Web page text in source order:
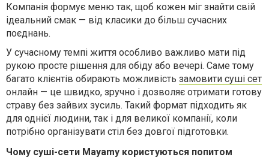
Компанія формує меню так, щоб кожен міг знайти свій
ідеальний смак — від класики до більш сучасних
поєднань.
У сучасному темпі життя особливо важливо мати під
рукою просте рішення для обіду або вечері. Саме тому
багато клієнтів обирають можливість замовити суші сет
онлайн — це швидко, зручно і дозволяє отримати готову
страву без зайвих зусиль. Такий формат підходить як
для однієї людини, так і для великої компанії, коли
потрібно організувати стіл без довгої підготовки.
Чому суші-сети Mayamy користуються попитом